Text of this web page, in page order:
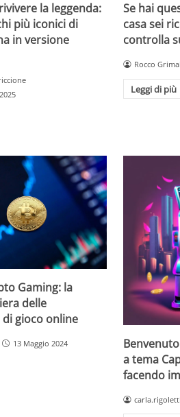
la leggenda:
più iconici di
in versione
Se hai
casa sei
controlla
Rocco
Leggi di più
Gaming: la
delle
gioco online
13 Maggio 2024
a tema
facendo
carla.rigoletti